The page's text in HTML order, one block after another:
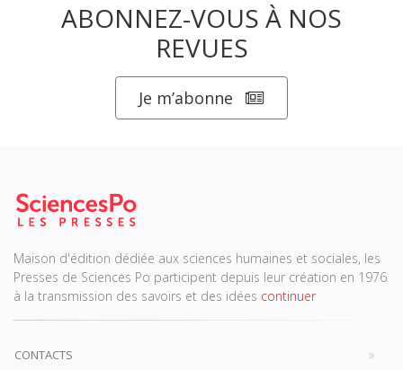
ABONNEZ-VOUS À NOS
REVUES
Je m’abonne
Maison d'édition dédiée aux sciences humaines et sociales, les
Presses de Sciences Po participent depuis leur création en 1976
à la transmission des savoirs et des idées continuer
CONTACTS